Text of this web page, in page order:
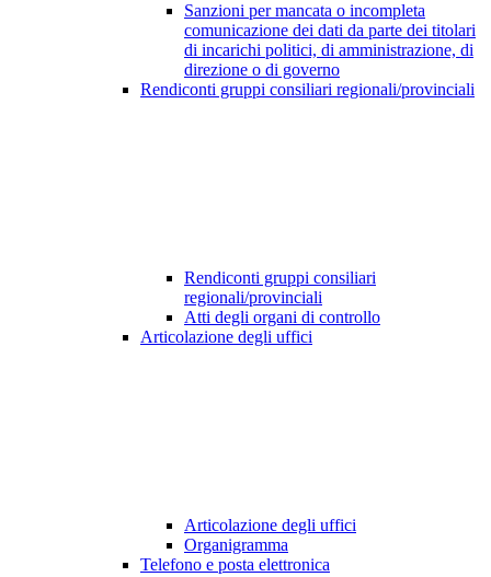
Sanzioni per mancata o incompleta
comunicazione dei dati da parte dei titolari
di incarichi politici, di amministrazione, di
direzione o di governo
Rendiconti gruppi consiliari regionali/provinciali
Rendiconti gruppi consiliari
regionali/provinciali
Atti degli organi di controllo
Articolazione degli uffici
Articolazione degli uffici
Organigramma
Telefono e posta elettronica